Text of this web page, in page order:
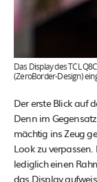
Das Display des TCL
(ZeroBorder-Design)
Der erste Blick auf
Denn im
mächtig ins Zeug
Look zu
lediglich einen
das Display